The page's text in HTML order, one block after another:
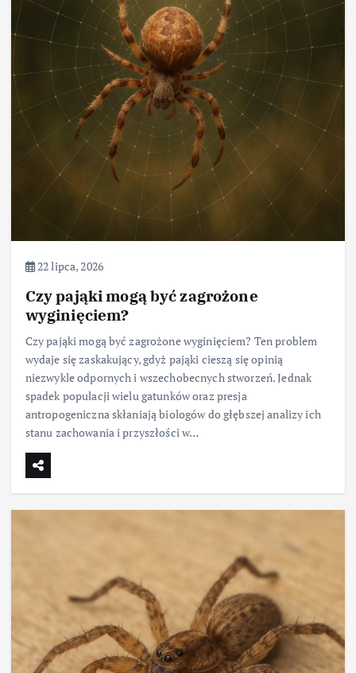
22 lipca, 2026
Czy pająki mogą być zagrożone
wyginięciem?
Czy pająki mogą być zagrożone wyginięciem? Ten problem
wydaje się zaskakujący, gdyż pająki cieszą się opinią
niezwykle odpornych i wszechobecnych stworzeń. Jednak
spadek populacji wielu gatunków oraz presja
antropogeniczna skłaniają biologów do głębszej analizy ich
stanu zachowania i przyszłości w…